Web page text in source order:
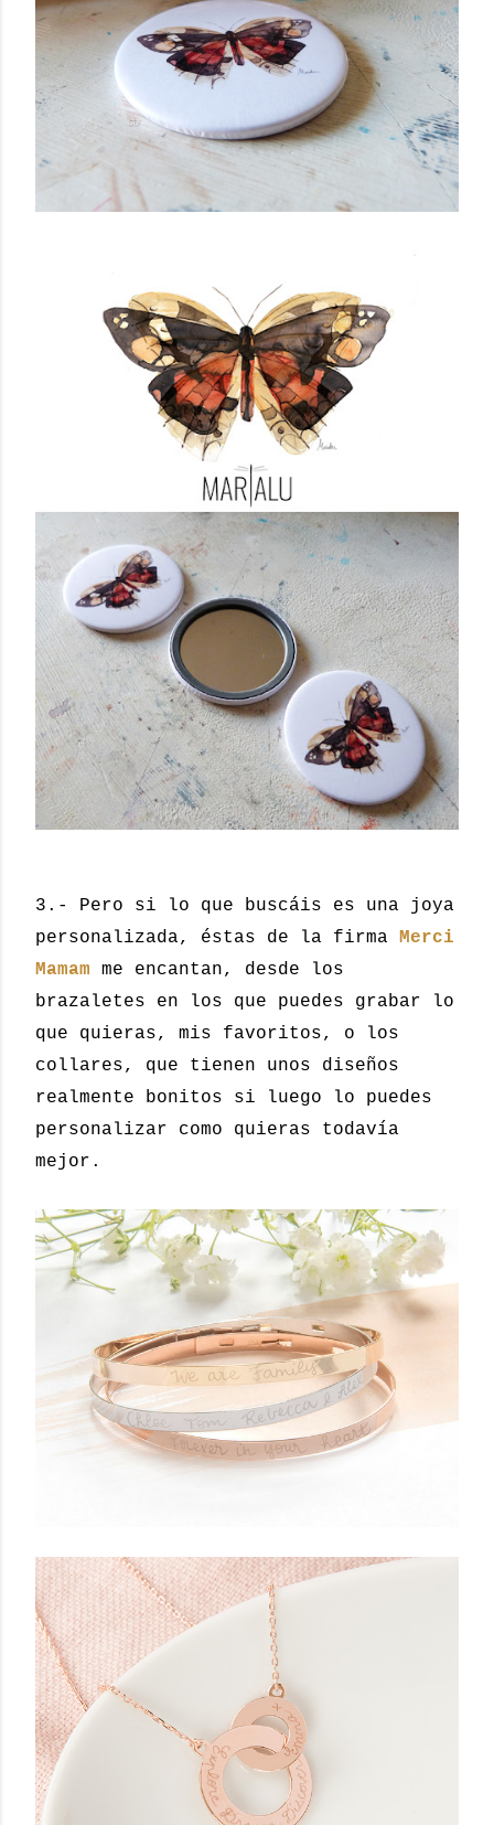
3.- Pero si lo que buscáis es una joya
personalizada, éstas de la firma Merci
Mamam me encantan, desde los
brazaletes en los que puedes grabar lo
que quieras, mis favoritos, o los
collares, que tienen unos diseños
realmente bonitos si luego lo puedes
personalizar como quieras todavía
mejor.